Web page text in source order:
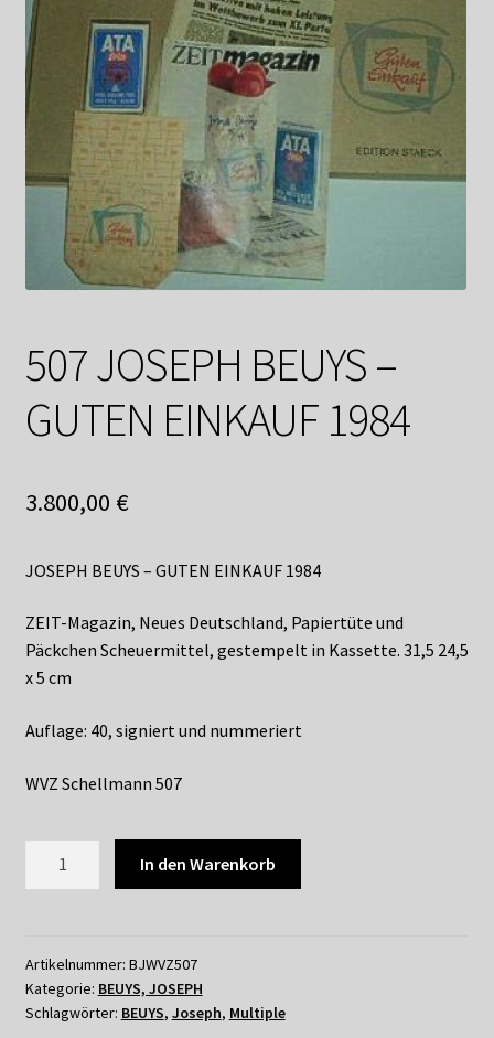
Datenschutzerklärung
Impressum
Linkliste
Mein Konto
Newsletter
Newsletter
Shop
Versandkosten / Lieferung
Warenkorb
Widerrufsbelehrung
Zahlungsarten
507 JOSEPH BEUYS –
GUTEN EINKAUF 1984
3.800,00 €
JOSEPH BEUYS – GUTEN EINKAUF 1984
ZEIT-Magazin, Neues Deutschland, Papiertüte und
Päckchen Scheuermittel, gestempelt in Kassette. 31,5 24,5
x 5 cm
Auflage: 40, signiert und nummeriert
WVZ Schellmann 507
GUTEN
EINKAUF
1984
In den Warenkorb
Artikelnummer: BJWVZ507
Kategorie: BEUYS, JOSEPH
Schlagwörter: BEUYS, Joseph, Multiple